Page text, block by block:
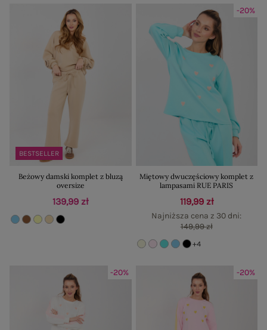
BESTSELLER
Beżowy damski komplet z bluzą
oversize
139,99 zł
-20%
Miętowy dwuczęściowy komplet z
lampasami RUE PARIS
119,99 zł
Najniższa cena z 30 dni:
149,99 zł
+4
-20% -20%